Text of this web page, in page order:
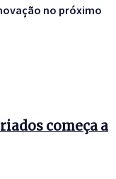
no próximo
começa a